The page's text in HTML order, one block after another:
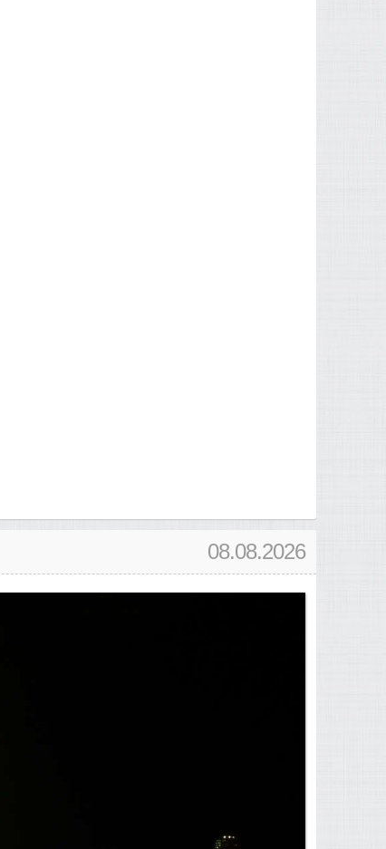
08.08.2026